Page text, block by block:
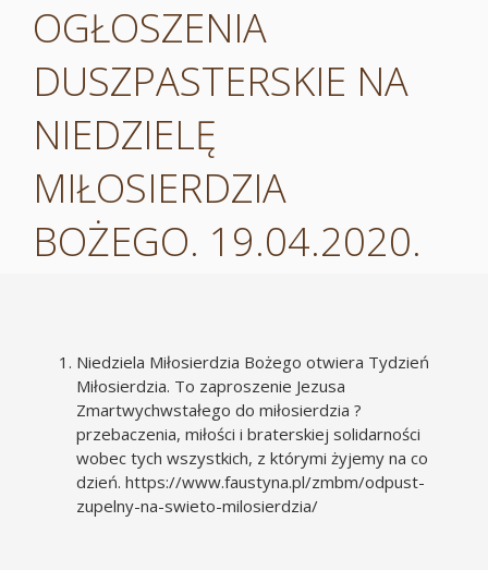
OGŁOSZENIA
DUSZPASTERSKIE NA
NIEDZIELĘ
MIŁOSIERDZIA
BOŻEGO. 19.04.2020.
Niedziela Miłosierdzia Bożego otwiera Tydzień
Miłosierdzia. To zaproszenie Jezusa
Zmartwychwstałego do miłosierdzia ?
przebaczenia, miłości i braterskiej solidarności
wobec tych wszystkich, z którymi żyjemy na co
dzień. https://www.faustyna.pl/zmbm/odpust-
zupelny-na-swieto-milosierdzia/